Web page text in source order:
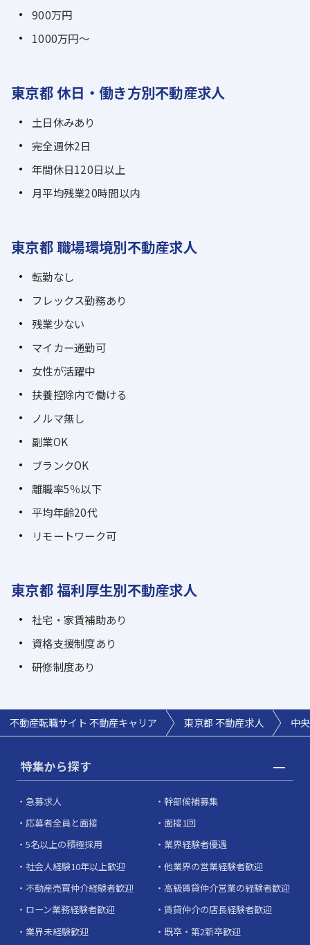
900万円
1000万円～
東京都 休日・働き方別不動産求人
土日休みあり
完全週休2日
年間休日120日以上
月平均残業20時間以内
東京都 職場環境別不動産求人
転勤なし
フレックス勤務あり
残業少ない
マイカー通勤可
女性が活躍中
扶養控除内で働ける
ノルマ無し
副業OK
ブランクOK
離職率5％以下
平均年齢20代
リモートワーク可
東京都 福利厚生別不動産求人
社宅・家賃補助あり
資格支援制度あり
研修制度あり
不動産転職サイト 不動産キャリア 東京都 不動産求人 中
特集から探す
急募求人
幹部候補募集
応募者全員と面接
面接1回
5名以上の積極採用
業界経験者優遇
社会人経験10年以上歓迎
他業界の営業経験者歓迎
不動産売買仲介経験者歓迎
高級賃貸仲介営業の経験者歓迎
ローン業務経験者歓迎
賃貸仲介の店長経験者歓迎
業界未経験歓迎
既卒・第2新卒歓迎